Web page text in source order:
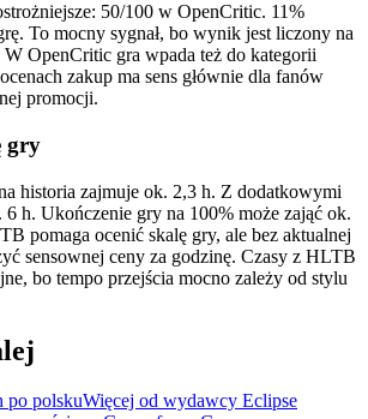
50/100 w OpenCritic. 11%
To mocny sygnał, bo wynik jest liczony na
OpenCritic gra wpada też do kategorii
zakup ma sens głównie dla fanów
promocji.
gry
historia zajmuje ok. 2,3 h. Z dodatkowymi
h. Ukończenie gry na 100% może zająć ok.
pomaga ocenić skalę gry, ale bez aktualnej
sensownej ceny za godzinę. Czasy z HLTB
bo tempo przejścia mocno zależy od stylu
po polskuWięcej od wydawcy Eclipse